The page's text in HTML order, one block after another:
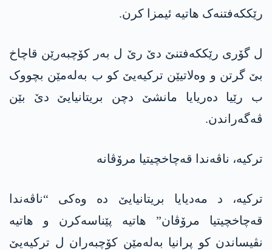
رێکكەفتنەک هاتیە ئیمزا کرن.
ل گۆری رێکكەفتنێ دێ رێ ل بەر کۆچبەرێن قاچاخ
بێ گرتن و وەلاتیێن ترکیەیێ کو ب بەلەمێن بچووک
ب رێیا دەریایا مانشێ دچن بریتانیایێ دێ بێن
ڤەگەراندن.
ترکیە، ناڤەندا قەچاخچیتیا مرۆڤانە
ترکیە، د مەدیایا بریتانیایێ دە وەکی “ناڤەندا
قەچاخچیتیا مرۆڤان” هاتیە پێناسەکرن و هاتیە
نڤیساندن کو پرانیا بەلەمێن کۆچبەران ل ترکیەیێ